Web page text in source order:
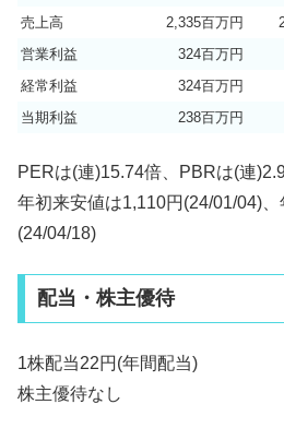
売上高
2,335百万円
営業利益
324百万円
経常利益
324百万円
当期利益
238百万円
PERは(連)15.74倍、PBRは(連
年初来安値は1,110円(24/01/04)
(24/04/18)
配当・株主優待
1株配当22円(年間配当)
株主優待なし